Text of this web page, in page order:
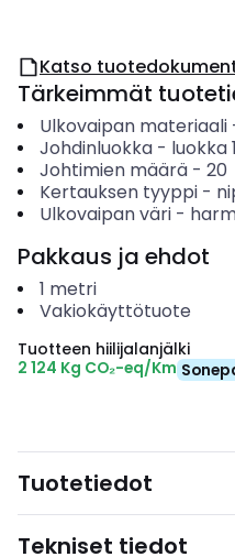
Katso
Tärkeimmät
Ulkovaipan materiaali
Johdinluokka- luokka
Johtimien määrä- 20
Kertauksen tyyppi-
Ulkovaipan väri-
Pakkaus ja ehdot
1 metri
Vakiokäyttötuote
Tuotteen hiilijalanjälki
2 124 Kg CO₂-eq/Km
Tuotetiedot
Tekniset tiedot